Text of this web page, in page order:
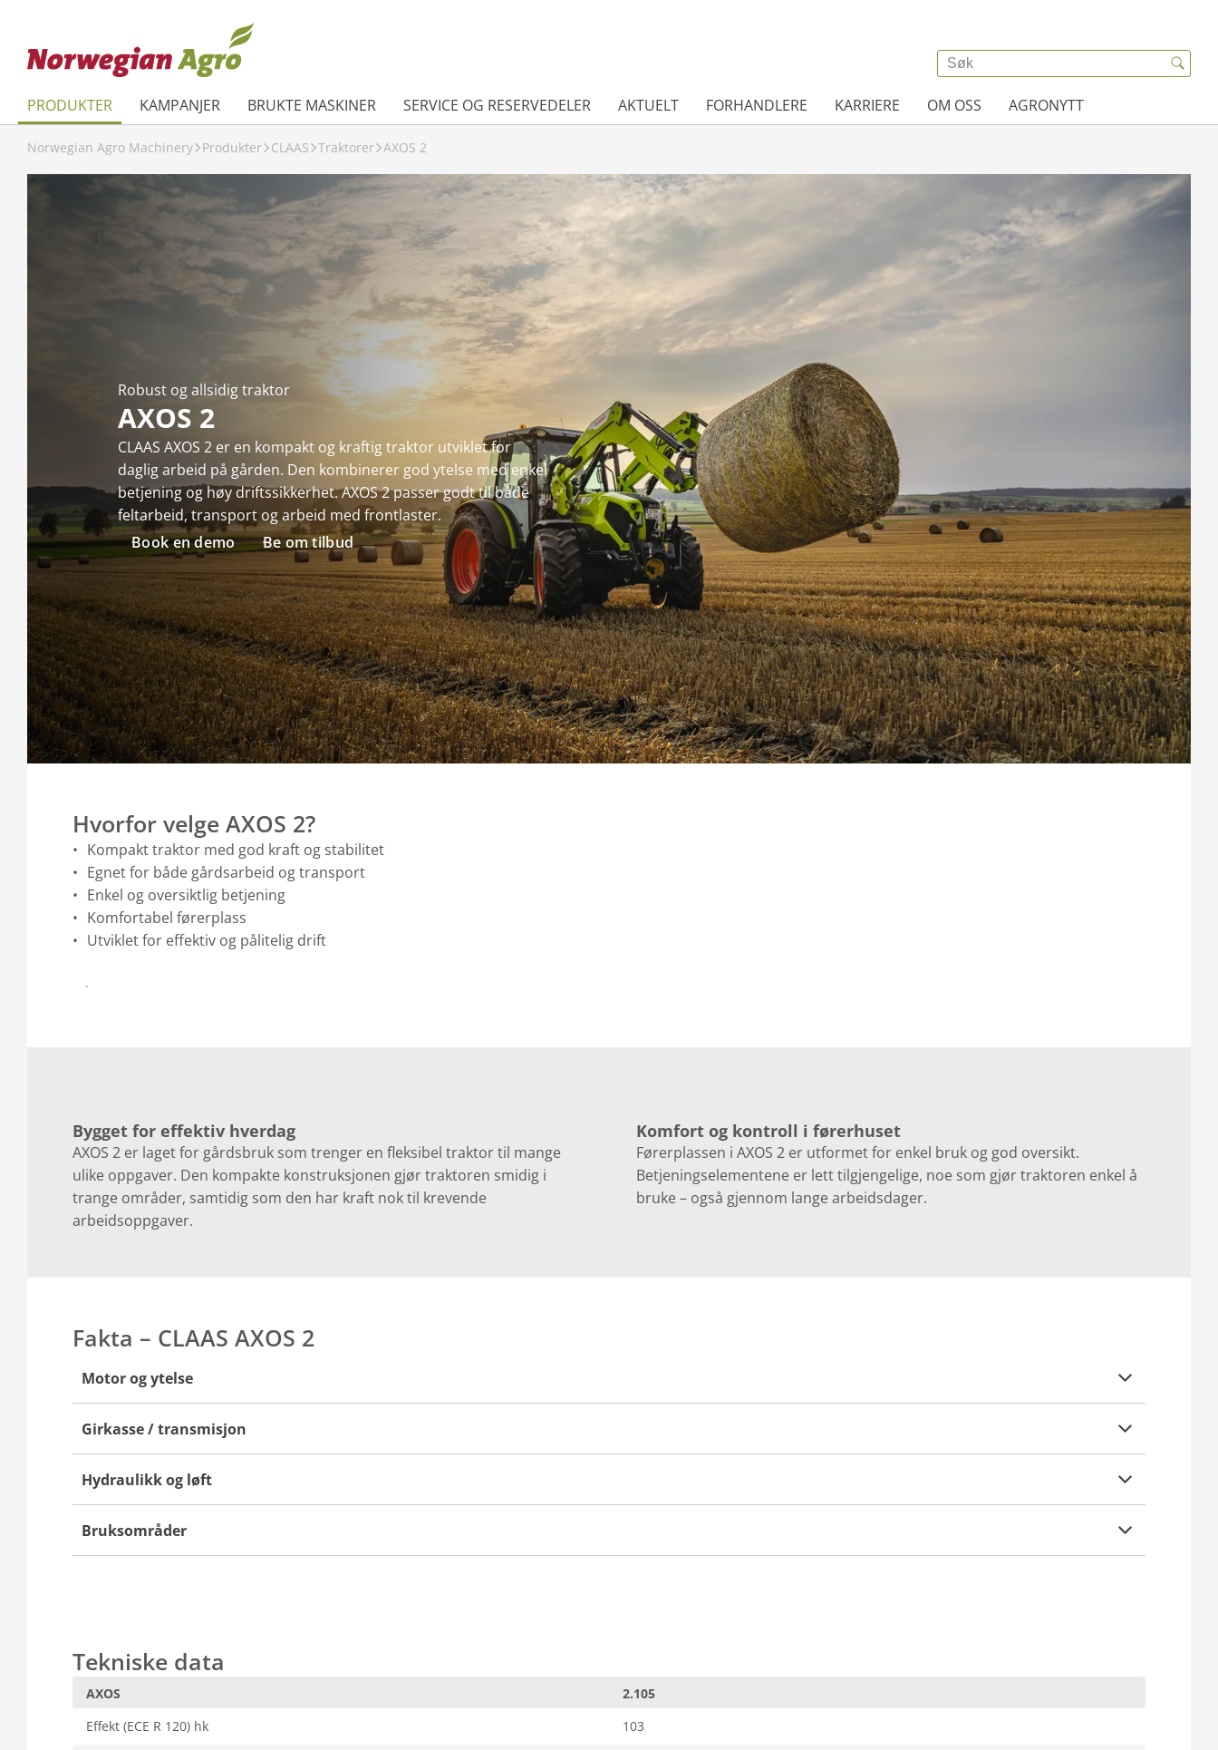
PRODUKTER KAMPANJER BRUKTE MASKINER SERVICE OG RESERVEDELER AKTUELT FORHANDLERE KARRIERE OM OSS AGRONYTT
Norwegian Agro Machinery Produkter CLAAS Traktorer AXOS 2
Robust og allsidig traktor
AXOS 2
CLAAS AXOS 2 er en kompakt og kraftig traktor utviklet for
daglig arbeid på gården. Den kombinerer god ytelse med enkel
betjening og høy driftssikkerhet. AXOS 2 passer godt til både
feltarbeid, transport og arbeid med frontlaster.
Book en demo
Be om tilbud
Hvorfor velge AXOS 2?
Kompakt traktor med god kraft og stabilitet
Egnet for både gårdsarbeid og transport
Enkel og oversiktlig betjening
Komfortabel førerplass
Utviklet for effektiv og pålitelig drift
Last ned brosjyre her
Bygget for effektiv hverdag
AXOS 2 er laget for gårdsbruk som trenger en fleksibel traktor til mange
ulike oppgaver. Den kompakte konstruksjonen gjør traktoren smidig i
trange områder, samtidig som den har kraft nok til krevende
arbeidsoppgaver.
Komfort og kontroll i førerhuset
Førerplassen i AXOS 2 er utformet for enkel bruk og god oversikt.
Betjeningselementene er lett tilgjengelige, noe som gjør traktoren enkel å
bruke – også gjennom lange arbeidsdager.
Fakta – CLAAS AXOS 2
Motor og ytelse
Girkasse / transmisjon
Hydraulikk og løft
Bruksområder
Tekniske data
AXOS
2.105
Effekt (ECE R 120) hk
103